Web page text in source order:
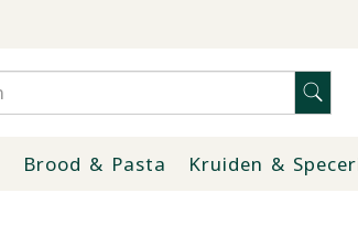
Brood & Pasta Kruiden &